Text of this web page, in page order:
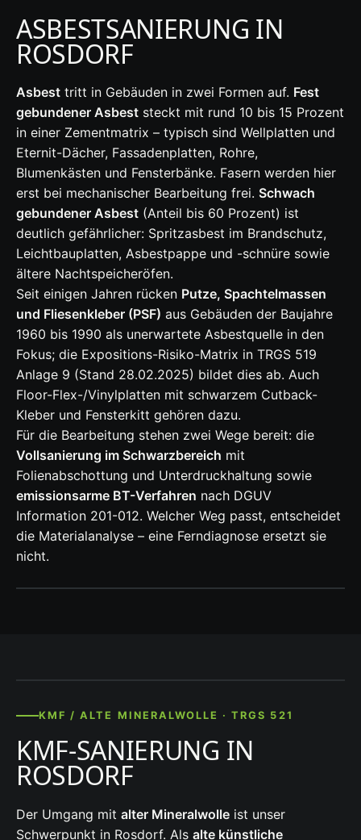
ASBESTSANIERUNG IN
ROSDORF
Asbest tritt in Gebäuden in zwei Formen auf. Fest
gebundener Asbest steckt mit rund 10 bis 15 Prozent
in einer Zementmatrix – typisch sind Wellplatten und
Eternit-Dächer, Fassadenplatten, Rohre,
Blumenkästen und Fensterbänke. Fasern werden hier
erst bei mechanischer Bearbeitung frei. Schwach
gebundener Asbest (Anteil bis 60 Prozent) ist
deutlich gefährlicher: Spritzasbest im Brandschutz,
Leichtbauplatten, Asbestpappe und -schnüre sowie
ältere Nachtspeicheröfen.
Seit einigen Jahren rücken Putze, Spachtelmassen
und Fliesenkleber (PSF) aus Gebäuden der Baujahre
1960 bis 1990 als unerwartete Asbestquelle in den
Fokus; die Expositions-Risiko-Matrix in TRGS 519
Anlage 9 (Stand 28.02.2025) bildet dies ab. Auch
Floor-Flex-/Vinylplatten mit schwarzem Cutback-
Kleber und Fensterkitt gehören dazu.
Für die Bearbeitung stehen zwei Wege bereit: die
Vollsanierung im Schwarzbereich mit
Folienabschottung und Unterdruckhaltung sowie
emissionsarme BT-Verfahren nach DGUV
Information 201-012. Welcher Weg passt, entscheidet
die Materialanalyse – eine Ferndiagnose ersetzt sie
nicht.
KMF / ALTE MINERALWOLLE · TRGS 521
KMF-SANIERUNG IN
ROSDORF
Der Umgang mit alter Mineralwolle ist unser
Schwerpunkt in Rosdorf. Als alte künstliche